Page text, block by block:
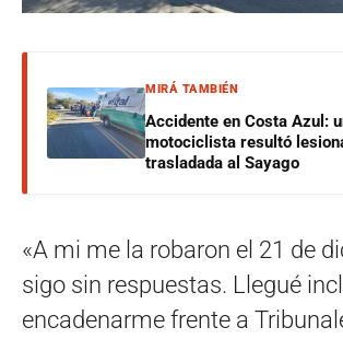
MIRÁ TAMBIÉN
Accidente en Costa Azul:
motociclista resultó
trasladada al Sayago
«A mi me la robaron el 21 de
sigo sin respuestas. Llegué
encadenarme frente a